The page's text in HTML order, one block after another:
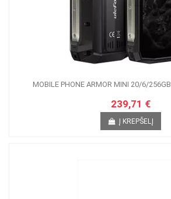
MOBILE PHONE ARMOR MINI 20/6/
239,71 €
Į KREPŠELĮ